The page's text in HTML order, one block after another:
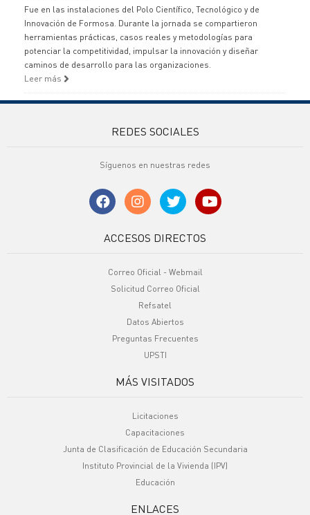
Fue en las instalaciones del Polo Científico, Tecnológico y de
Innovación de Formosa. Durante la jornada se compartieron
herramientas prácticas, casos reales y metodologías para
potenciar la competitividad, impulsar la innovación y diseñar
caminos de desarrollo para las organizaciones.
Leer más
REDES SOCIALES
Síguenos en nuestras redes
ACCESOS DIRECTOS
Correo Oficial - Webmail
Solicitud Correo Oficial
Refsatel
Datos Abiertos
Preguntas Frecuentes
UPSTI
MÁS VISITADOS
Licitaciones
Capacitaciones
Junta de Clasificación de Educación Secundaria
Instituto Provincial de la Vivienda (IPV)
Educación
ENLACES